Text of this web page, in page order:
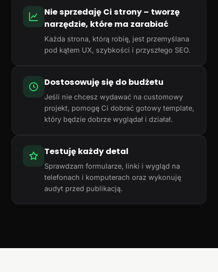
Nie sprzedaję Ci strony – tworzę
narzędzie, które ma zarabiać
Każda strona, którą robię, jest przemyślana
pod kątem UX, szybkości i przyszłego SEO.
Dostosowuję się do budżetu
Jeśli nie chcesz wydawać na customowy
projekt, pomogę Ci dobrać gotowy template,
który będzie dobrze wyglądał i działał.
Testuję każdy detal
Sprawdzam formularze, linki i wygląd na
telefonach i komputerach oraz wykonuję
audyt przed publikacją.